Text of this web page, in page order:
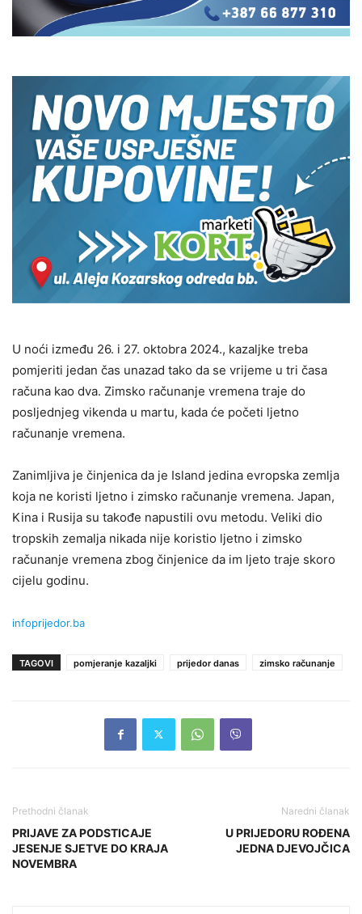
U noći između 26. i 27. oktobra 2024., kazaljke treba
pomjeriti jedan čas unazad tako da se vrijeme u tri časa
računa kao dva. Zimsko računanje vremena traje do
posljednjeg vikenda u martu, kada će početi ljetno
računanje vremena.
Zanimljiva je činjenica da je Island jedina evropska zemlja
koja ne koristi ljetno i zimsko računanje vremena. Japan,
Kina i Rusija su takođe napustili ovu metodu. Veliki dio
tropskih zemalja nikada nije koristio ljetno i zimsko
računanje vremena zbog činjenice da im ljeto traje skoro
cijelu godinu.
infoprijedor.ba
TAGOVI pomjeranje kazaljki prijedor danas zimsko računanje
Prethodni članak
PRIJAVE ZA PODSTICAJE
JESENJE SJETVE DO KRAJA
NOVEMBRA
Naredni članak
U PRIJEDORU ROĐENA
JEDNA DJEVOJČICA